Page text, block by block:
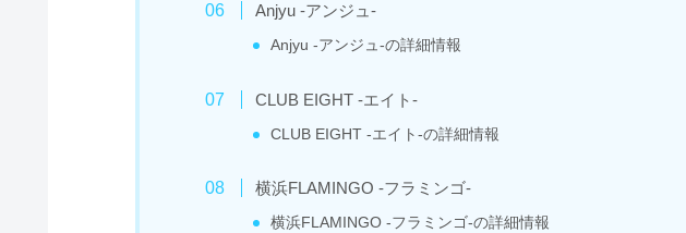
Anjyu -アンジュ-
Anjyu -アンジュ-の詳細情報
CLUB EIGHT -エイト-
CLUB EIGHT -エイト-の詳細情報
横浜FLAMINGO -フラミンゴ-
横浜FLAMINGO -フラミンゴ-の詳細情報